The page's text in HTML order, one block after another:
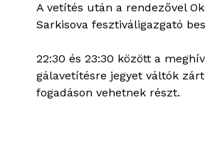
A vetítés után a rendezővel
Sarkisova fesztiváligazgató
22:30 és 23:30 között a
gálavetítésre jegyet váltók
fogadáson vehetnek részt.